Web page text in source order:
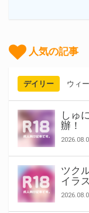
人気の記事
デイリー ウィ
しゅ
辦！
ツク
イラ